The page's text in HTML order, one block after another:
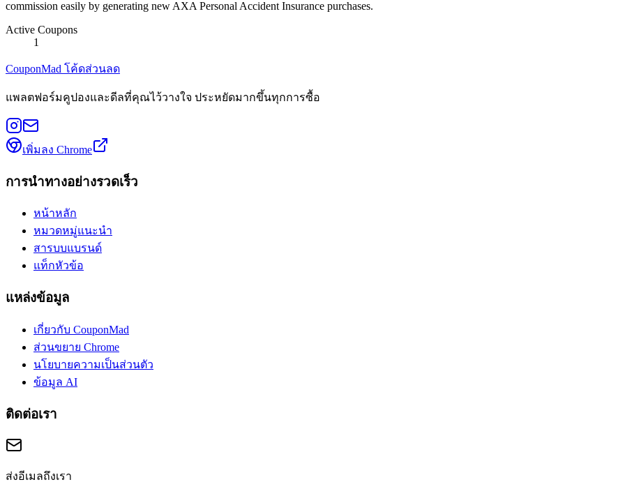
commission easily by generating new AXA Personal Accident Insurance purchases.
Active Coupons
1
CouponMad โค้ดส่วนลด
แพลตฟอร์มคูปองและดีลที่คุณไว้วางใจ ประหยัดมากขึ้นทุกการซื้อ
เพิ่มลง Chrome
การนำทางอย่างรวดเร็ว
หน้าหลัก
หมวดหมู่แนะนำ
สารบบแบรนด์
แท็กหัวข้อ
แหล่งข้อมูล
เกี่ยวกับ CouponMad
ส่วนขยาย Chrome
นโยบายความเป็นส่วนตัว
ข้อมูล AI
ติดต่อเรา
ส่งอีเมลถึงเรา